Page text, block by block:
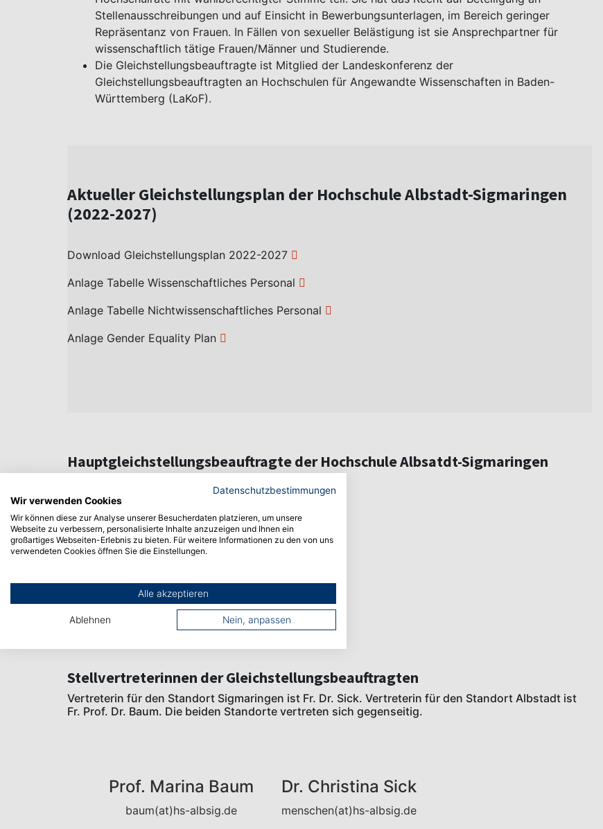
Stellenausschreibungen und auf Einsicht in Bewerbungsunterlagen, im Bereich geringer
Repräsentanz von Frauen. In Fällen von sexueller Belästigung ist sie Ansprechpartner für
wissenschaftlich tätige Frauen/Männer und Studierende.
Die Gleichstellungsbeauftragte ist Mitglied der Landeskonferenz der
Gleichstellungsbeauftragten an Hochschulen für Angewandte Wissenschaften in Baden-
Württemberg (LaKoF).
Aktueller Gleichstellungsplan der Hochschule Albstadt-Sigmaringen
(2022-2027)
Download Gleichstellungsplan 2022-2027
Anlage Tabelle Wissenschaftliches Personal
Anlage Tabelle Nichtwissenschaftliches Personal
Anlage Gender Equality Plan
Hauptgleichstellungsbeauftragte der Hochschule Albsatdt-Sigmaringen
Prof. Dr. Christa Schröder
Stellvertreterinnen der Gleichstellungsbeauftragten
Vertreterin für den Standort Sigmaringen ist Fr. Dr. Sick. Vertreterin für den Standort Albstadt ist
Fr. Prof. Dr. Baum. Die beiden Standorte vertreten sich gegenseitig.
Prof. Marina Baum
baum(at)hs-albsig.de
Dr. Christina Sick
menschen(at)hs-albsig.de
Datenschutzbestimmungen
Wir verwenden Cookies
Wir können diese zur Analyse unserer Besucherdaten platzieren, um unsere
Webseite zu verbessern, personalisierte Inhalte anzuzeigen und Ihnen ein
großartiges Webseiten-Erlebnis zu bieten. Für weitere Informationen zu den von uns
verwendeten Cookies öffnen Sie die Einstellungen.
Alle akzeptieren
Ablehnen Nein, anpassen